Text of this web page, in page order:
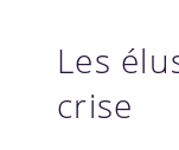
Les
crise